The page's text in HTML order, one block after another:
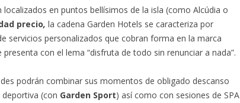
en puntos bellísimos de la isla (como Alcúdia o
precio, la cadena Garden Hotels se caracteriza por
servicios personalizados que cobran forma en la marca
presenta con el lema “disfruta de todo sin renunciar a nada”.
podrán combinar sus momentos de obligado descanso
(con Garden Sport) así como con sesiones de SPA